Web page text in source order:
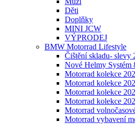
Děti
Doplňky
MINI JCW
VÝPRODEJ
BMW Motorrad Lifestyle
Čištění skladu- slevy
Nové Helmy Systém
Motorrad kolekce
Motorrad kolekce
Motorrad kolekce
Motorrad kolekce
Motorrad
Motorrad vybavení